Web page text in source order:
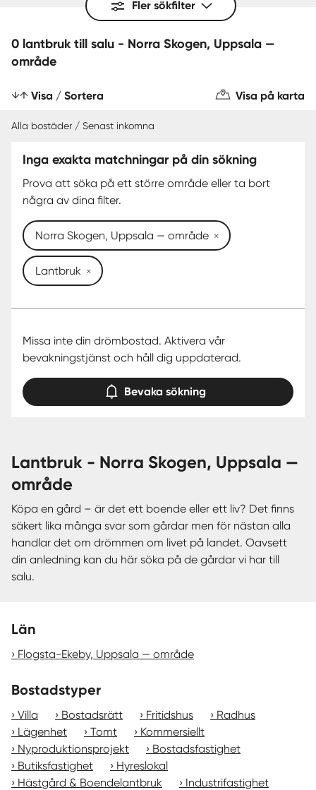
Fler sökfilter
0 lantbruk till salu - Norra Skogen, Uppsala —
område
Visa / Sortera Visa på karta
Alla bostäder / Senast inkomna
Inga exakta matchningar på din sökning
Prova att söka på ett större område eller ta bort
några av dina filter.
Norra Skogen, Uppsala — område
Lantbruk
Missa inte din drömbostad. Aktivera vår
bevakningstjänst och håll dig uppdaterad.
Bevaka sökning
lantbruk - Norra Skogen, Uppsala —
område
Köpa en gård – är det ett boende eller ett liv? Det finns
säkert lika många svar som gårdar men för nästan alla
handlar det om drömmen om livet på landet. Oavsett
din anledning kan du här söka på de gårdar vi har till
salu.
Län
Flogsta-Ekeby, Uppsala — område
Bostadstyper
Villa Bostadsrätt Fritidshus
Radhus
Lägenhet
Tomt
Kommersiellt
Nyproduktionsprojekt
Bostadsfastighet
Butiksfastighet
Hyreslokal
Hästgård & Boendelantbruk
Industrifastighet